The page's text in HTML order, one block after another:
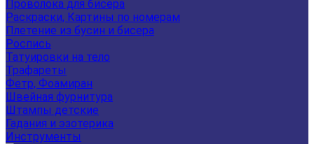
Проволока для бисера
Раскраски, Картины по номерам
Плетение из бусин и бисера
Роспись
Татуировки на тело
Трафареты
Фетр, Фоамиран
Швейная фурнитура
Штампы детские
Гадания и эзотерика
Инструменты